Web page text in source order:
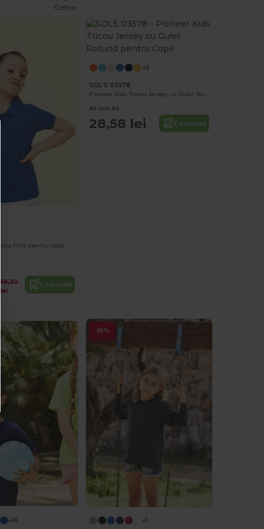
Polo pentru copii
59,30
lei
Comandă
Cotton
+6
SOL'S 03578
Pioneer Kids Tricou Jersey cu Guler Rotund pentru Copii
As low as:
28,58 lei Comandă
+16
-10%
+1